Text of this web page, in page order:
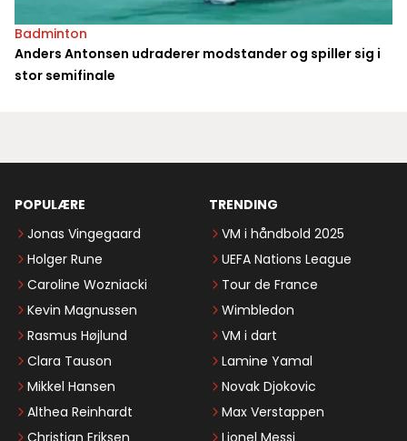
Badminton
Anders Antonsen udraderer modstander og spiller sig i
stor semifinale
POPULÆRE
Jonas Vingegaard
Holger Rune
Caroline Wozniacki
Kevin Magnussen
Rasmus Højlund
Clara Tauson
Mikkel Hansen
Althea Reinhardt
TRENDING
VM i håndbold 2025
UEFA Nations League
Tour de France
Wimbledon
VM i dart
Lamine Yamal
Novak Djokovic
Max Verstappen